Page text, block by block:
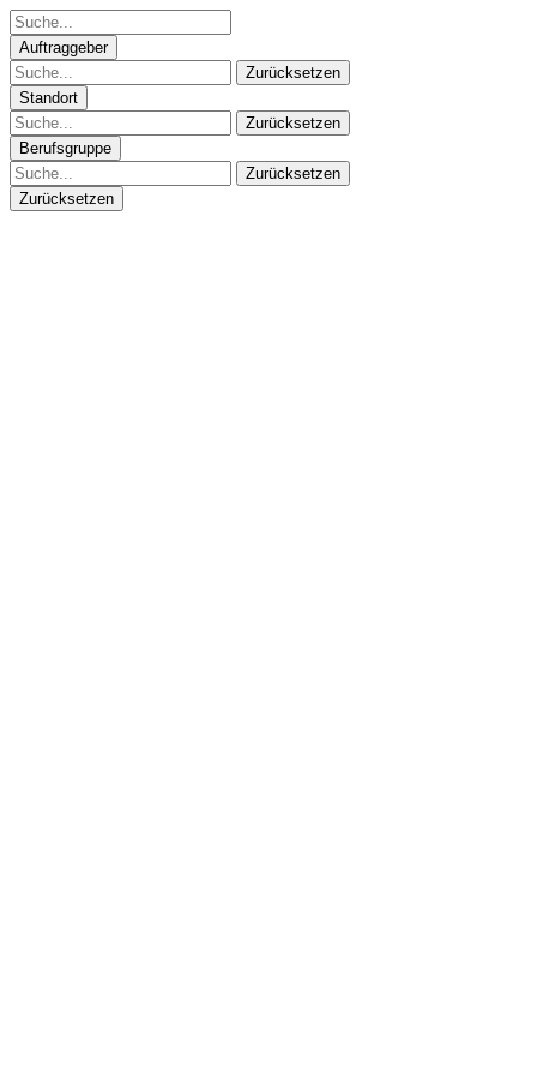
Auftraggeber
Zurücksetzen
Standort
Zurücksetzen
Berufsgruppe
Zurücksetzen
Zurücksetzen